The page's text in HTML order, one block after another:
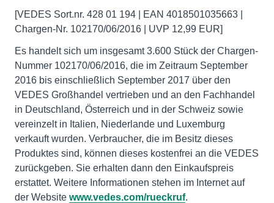
[VEDES Sort.nr. 428 01 194 | EAN 4018501035663 |
Chargen-Nr. 102170/06/2016 | UVP 12,99 EUR]
Es handelt sich um insgesamt 3.600 Stück der Chargen-
Nummer 102170/06/2016, die im Zeitraum September
2016 bis einschließlich September 2017 über den
VEDES Großhandel vertrieben und an den Fachhandel
in Deutschland, Österreich und in der Schweiz sowie
vereinzelt in Italien, Niederlande und Luxemburg
verkauft wurden. Verbraucher, die im Besitz dieses
Produktes sind, können dieses kostenfrei an die VEDES
zurückgeben. Sie erhalten dann den Einkaufspreis
erstattet. Weitere Informationen stehen im Internet auf
der Website www.vedes.com/rueckruf.